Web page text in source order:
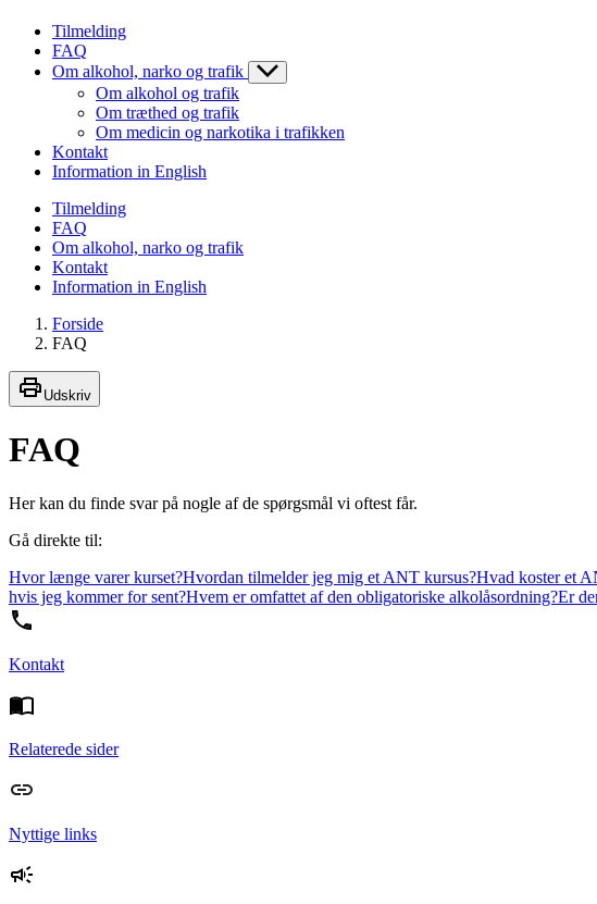
Tilmelding
FAQ
Om alkohol, narko og trafik
Om alkohol og trafik
Om træthed og trafik
Om medicin og narkotika i trafikken
Kontakt
Information in English
Tilmelding
FAQ
Om alkohol, narko og trafik
Kontakt
Information in English
Forside
FAQ
Udskriv
FAQ
Her kan du finde svar på nogle af de spørgsmål vi oftest får.
Gå direkte til:
Hvor længe varer kurset?Hvordan tilmelder jeg mig et ANT kursus?Hvad koster et
hvis jeg kommer for sent?Hvem er omfattet af den obligatoriske alkolåsordning?Er
Kontakt
Relaterede sider
Nyttige links